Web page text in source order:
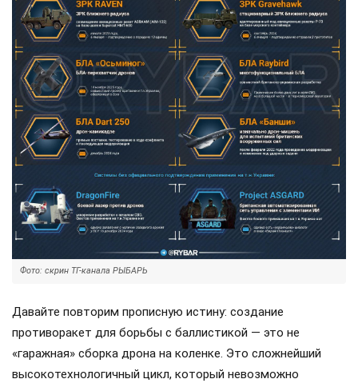
Фото: скрин ТГ-канала РЫБАРЬ
Давайте повторим прописную истину: создание
противоракет для борьбы с баллистикой — это не
«гаражная» сборка дрона на коленке. Это сложнейший
высокотехнологичный цикл, который невозможно